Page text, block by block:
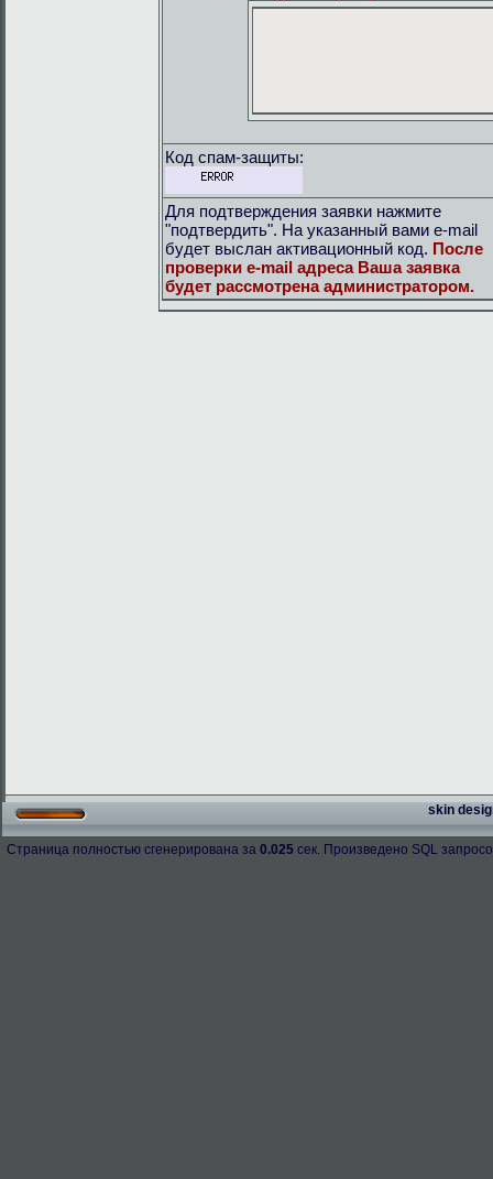
Код спам-защиты:
Для подтверждения заявки нажмите
"подтвердить". На указанный вами e-mail
будет выслан активационный код. После
проверки e-mail адреса Ваша заявка
будет рассмотрена администратором.
skin
Страница полностью сгенерирована за 0.025 сек. Произведено SQL